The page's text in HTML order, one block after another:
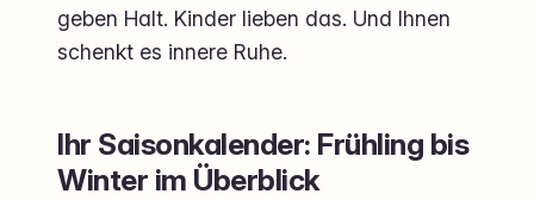
geben Halt. Kinder lieben das. Und Ihnen
schenkt es innere Ruhe.
Ihr Saisonkalender: Frühling bis
Winter im Überblick